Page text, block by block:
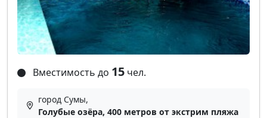
Вместимость до 15 чел.
город Сумы,
Голубые озёра, 400 метров от экстрим пляжа